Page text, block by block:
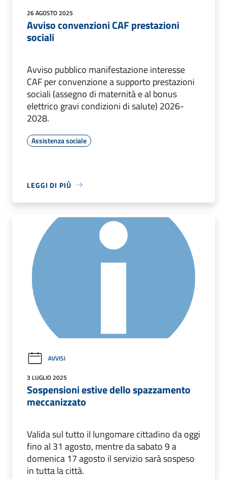
26 AGOSTO 2025
Avviso convenzioni CAF prestazioni
sociali
Avviso pubblico manifestazione interesse
CAF per convenzione a supporto prestazioni
sociali (assegno di maternità e al bonus
elettrico gravi condizioni di salute) 2026-
2028.
Assistenza sociale
LEGGI DI PIÙ
AVVISI
3 LUGLIO 2025
Sospensioni estive dello spazzamento
meccanizzato
Valida sul tutto il lungomare cittadino da oggi
fino al 31 agosto, mentre da sabato 9 a
domenica 17 agosto il servizio sarà sospeso
in tutta la città.